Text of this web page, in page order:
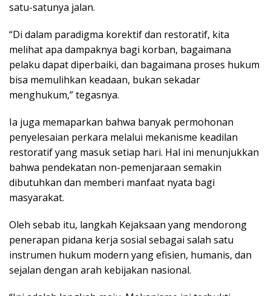
satu-satunya jalan.
“Di dalam paradigma korektif dan restoratif, kita
melihat apa dampaknya bagi korban, bagaimana
pelaku dapat diperbaiki, dan bagaimana proses hukum
bisa memulihkan keadaan, bukan sekadar
menghukum,” tegasnya.
Ia juga memaparkan bahwa banyak permohonan
penyelesaian perkara melalui mekanisme keadilan
restoratif yang masuk setiap hari. Hal ini menunjukkan
bahwa pendekatan non-pemenjaraan semakin
dibutuhkan dan memberi manfaat nyata bagi
masyarakat.
Oleh sebab itu, langkah Kejaksaan yang mendorong
penerapan pidana kerja sosial sebagai salah satu
instrumen hukum modern yang efisien, humanis, dan
sejalan dengan arah kebijakan nasional.